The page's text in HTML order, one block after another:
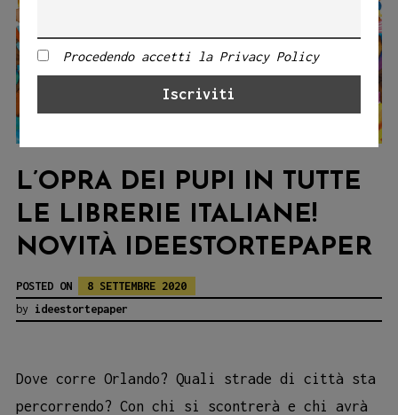
L’OPRA DEI PUPI IN TUTTE
LE LIBRERIE ITALIANE!
NOVITÀ IDEESTORTEPAPER
POSTED ON
8 SETTEMBRE 2020
by ideestortepaper
Dove corre Orlando? Quali strade di città sta
percorrendo? Con chi si scontrerà e chi avrà
Procedendo accetti la Privacy Policy